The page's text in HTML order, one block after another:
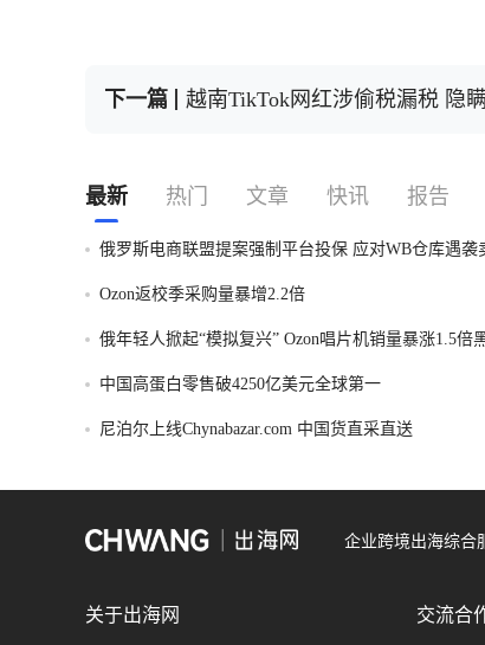
下一篇 越南TikTok网红涉偷税漏税 隐
最新 热门 文章 快讯 报告
俄罗斯电商联盟提案强制平台投保 应对WB仓库遇袭
Ozon返校季采购量暴增2.2倍
俄年轻人掀起“模拟复兴” Ozon唱片机销量暴涨1.5倍
中国高蛋白零售破4250亿美元全球第一
尼泊尔上线Chynabazar.com 中国货直采直送
企业跨境出海综合
关于出海网 交流合